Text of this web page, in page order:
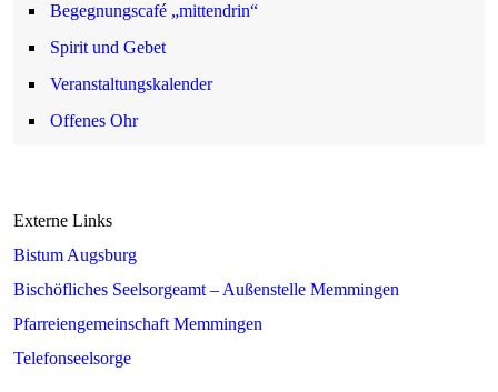
Begegnungscafé „mittendrin“
Spirit und Gebet
Veranstaltungskalender
Offenes Ohr
Externe Links
Bistum Augsburg
Bischöfliches Seelsorgeamt – Außenstelle Memmingen
Pfarreiengemeinschaft Memmingen
Telefonseelsorge